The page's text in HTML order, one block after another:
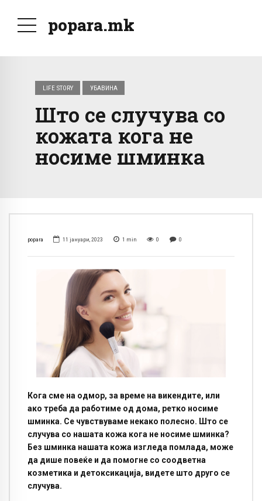
popara.mk
LIFE STORY УБАВИНА
Што се случува со
кожата кога не
носиме шминка
popara 11 јануари, 2023 1 min 0 0
Кога сме на одмор, за време на викендите, или
ако треба да работиме од дома, ретко носиме
шминка. Се чувствуваме некако полесно. Што се
случува со нашата кожа кога не носиме шминка?
Без шминка нашата кожа изгледа помлада, може
да дише повеќе и да помогне со соодветна
козметика и детоксикација, видете што друго се
случува.